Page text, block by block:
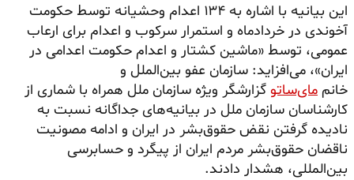
این بیانیه با اشاره به ۱۳۴ اعدام وحشیانه توسط حکومت
آخوندی در خردادماه و استمرار سرکوب و اعدام برای ارعاب
عمومی، توسط «ماشین کشتار و اعدام حکومت اعدامی در
ایران»، می‌افزاید: سازمان عفو بین‌الملل و
خانم مای‌ساتو گزارشگر ویژه سازمان ملل همراه با شماری از
کارشناسان سازمان ملل در بیانیه‌های جداگانه نسبت به
نادیده گرفتن نقض حقوق‌بشر در ایران و ادامه مصونیت
ناقضان حقوق‌بشر مردم ایران از پیگرد و حسابرسی
بین‌المللی، هشدار دادند.